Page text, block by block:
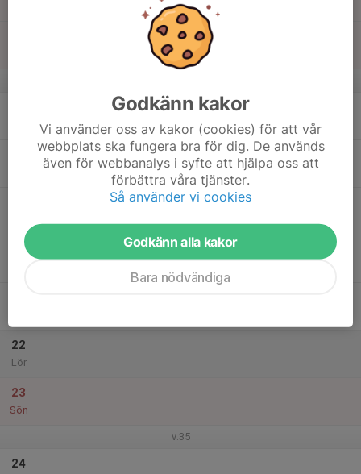
Uppsamlingsgradering Tigers
20
22
Lör
23
Sön
v.35
24
Godkänn kakor
Vi använder oss av kakor (cookies) för att vår
webbplats ska fungera bra för dig. De används
även för webbanalys i syfte att hjälpa oss att
förbättra våra tjänster.
Så använder vi cookies
Godkänn alla kakor
Bara nödvändiga